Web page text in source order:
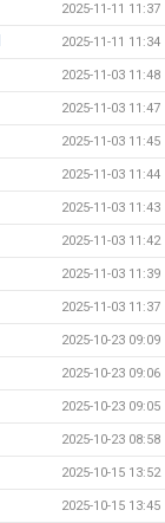
2025-11-11 11:37
2025-11-11 11:34
2025-11-03 11:48
2025-11-03 11:47
2025-11-03 11:45
2025-11-03 11:44
2025-11-03 11:43
2025-11-03 11:42
2025-11-03 11:39
2025-11-03 11:37
2025-10-23 09:09
2025-10-23 09:06
2025-10-23 09:05
2025-10-23 08:58
2025-10-15 13:52
2025-10-15 13:45